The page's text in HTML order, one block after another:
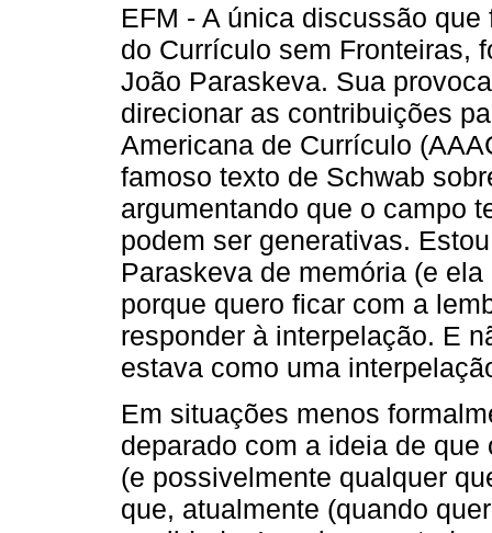
EFM - A única discussão
do Currículo sem Fronteiras,
João Paraskeva. Sua
direcionar as contribuições
Americana de Currículo
famoso texto de Schwab
argumentando que o campo
podem ser generativas.
Paraskeva de memória (e
porque quero ficar com a
responder à interpelação. E
estava como uma
Em situações menos
deparado com a ideia de
(e possivelmente qualquer
que, atualmente (quando